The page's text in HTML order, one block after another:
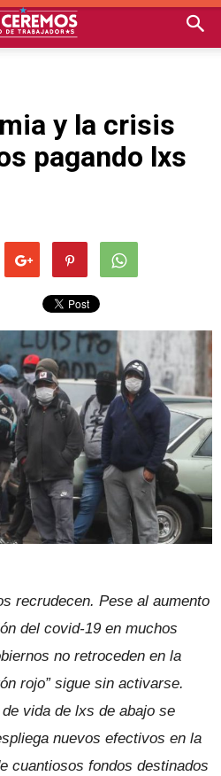
y la crisis
pagando lxs
recrudecen. Pese al aumento
del covid-19 en muchos
no retroceden en la
rojo” sigue sin activarse.
vida de lxs de abajo se
nuevos efectivos en la
cuantiosos fondos destinados